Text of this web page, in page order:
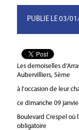
PUBLIE LE 03/
Les demoiselles
Aubervilliers, 5ème
à l'occasion de leur
ce dimanche 09
Boulevard Crespel où
obligatoire